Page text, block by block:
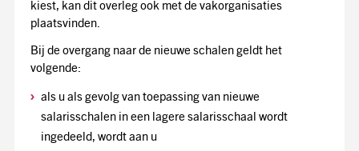
kiest, kan dit overleg ook met de vakorganisaties
plaatsvinden.
Bij de overgang naar de nieuwe schalen geldt het
volgende:
als u als gevolg van toepassing van nieuwe
salarisschalen in een lagere salarisschaal wordt
ingedeeld, wordt aan u